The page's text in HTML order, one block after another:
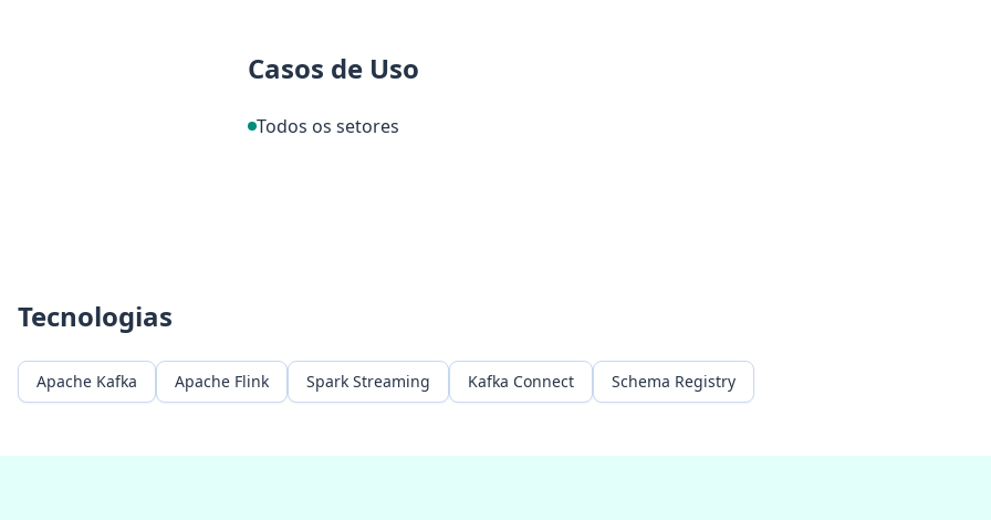
Casos de Uso
Todos os setores
Tecnologias
Apache Kafka Apache Flink Spark Streaming Kafka Connect Schema Registry